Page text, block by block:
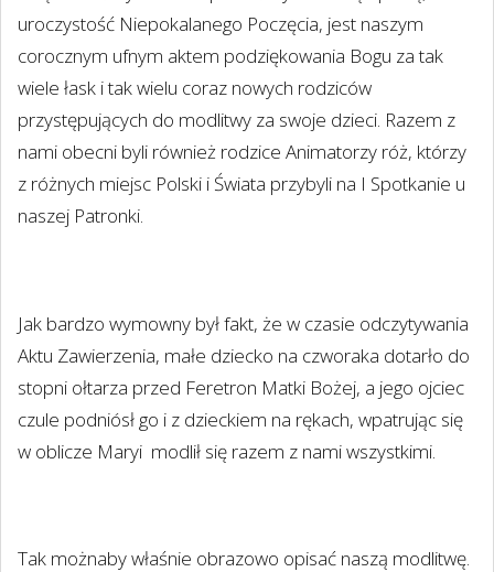
uroczystość Niepokalanego Poczęcia, jest naszym
corocznym ufnym aktem podziękowania Bogu za tak
wiele łask i tak wielu coraz nowych rodziców
przystępujących do modlitwy za swoje dzieci. Razem z
nami obecni byli również rodzice Animatorzy róż, którzy
z różnych miejsc Polski i Świata przybyli na I Spotkanie u
naszej Patronki.
Jak bardzo wymowny był fakt, że w czasie odczytywania
Aktu Zawierzenia, małe dziecko na czworaka dotarło do
stopni ołtarza przed Feretron Matki Bożej, a jego ojciec
czule podniósł go i z dzieckiem na rękach, wpatrując się
w oblicze Maryi modlił się razem z nami wszystkimi.
Tak możnaby właśnie obrazowo opisać naszą modlitwę.